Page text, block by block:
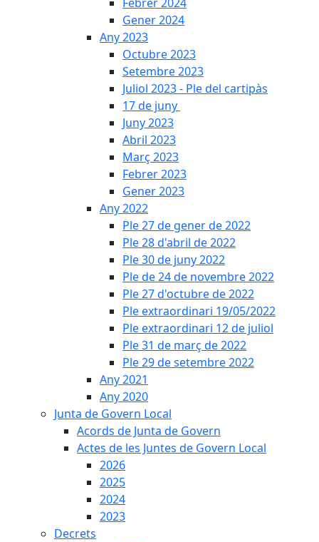
Gener 2024
Any 2023
Octubre 2023
Setembre 2023
Juliol 2023 - Ple del cartipàs
17 de juny
Juny 2023
Abril 2023
Març 2023
Febrer 2023
Gener 2023
Any 2022
Ple 27 de gener de 2022
Ple 28 d'abril de 2022
Ple 30 de juny 2022
Ple de 24 de novembre 2022
Ple 27 d'octubre de 2022
Ple extraordinari 19/05/2022
Ple extraordinari 12 de juliol
Ple 31 de març de 2022
Ple 29 de setembre 2022
Any 2021
Any 2020
Junta de Govern Local
Acords de Junta de Govern
Actes de les Juntes de Govern Local
2026
2025
2024
2023
Decrets